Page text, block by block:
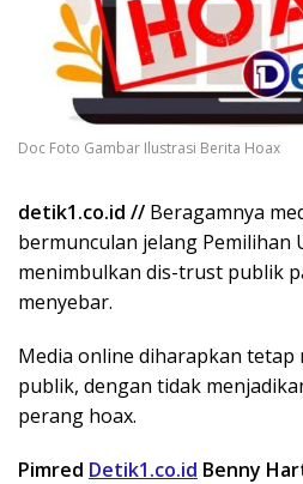
Doc Foto Gambar Ilustrasi Berita Hoax
detik1.co.id // Beragamnya
bermunculan jelang Pemilihan
menimbulkan dis-trust publik
menyebar.
Media online diharapkan tetap
publik, dengan tidak
perang hoax.
Pimred Detik1.co.id Benny